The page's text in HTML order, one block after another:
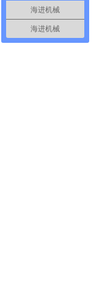
海进机械
海进机械